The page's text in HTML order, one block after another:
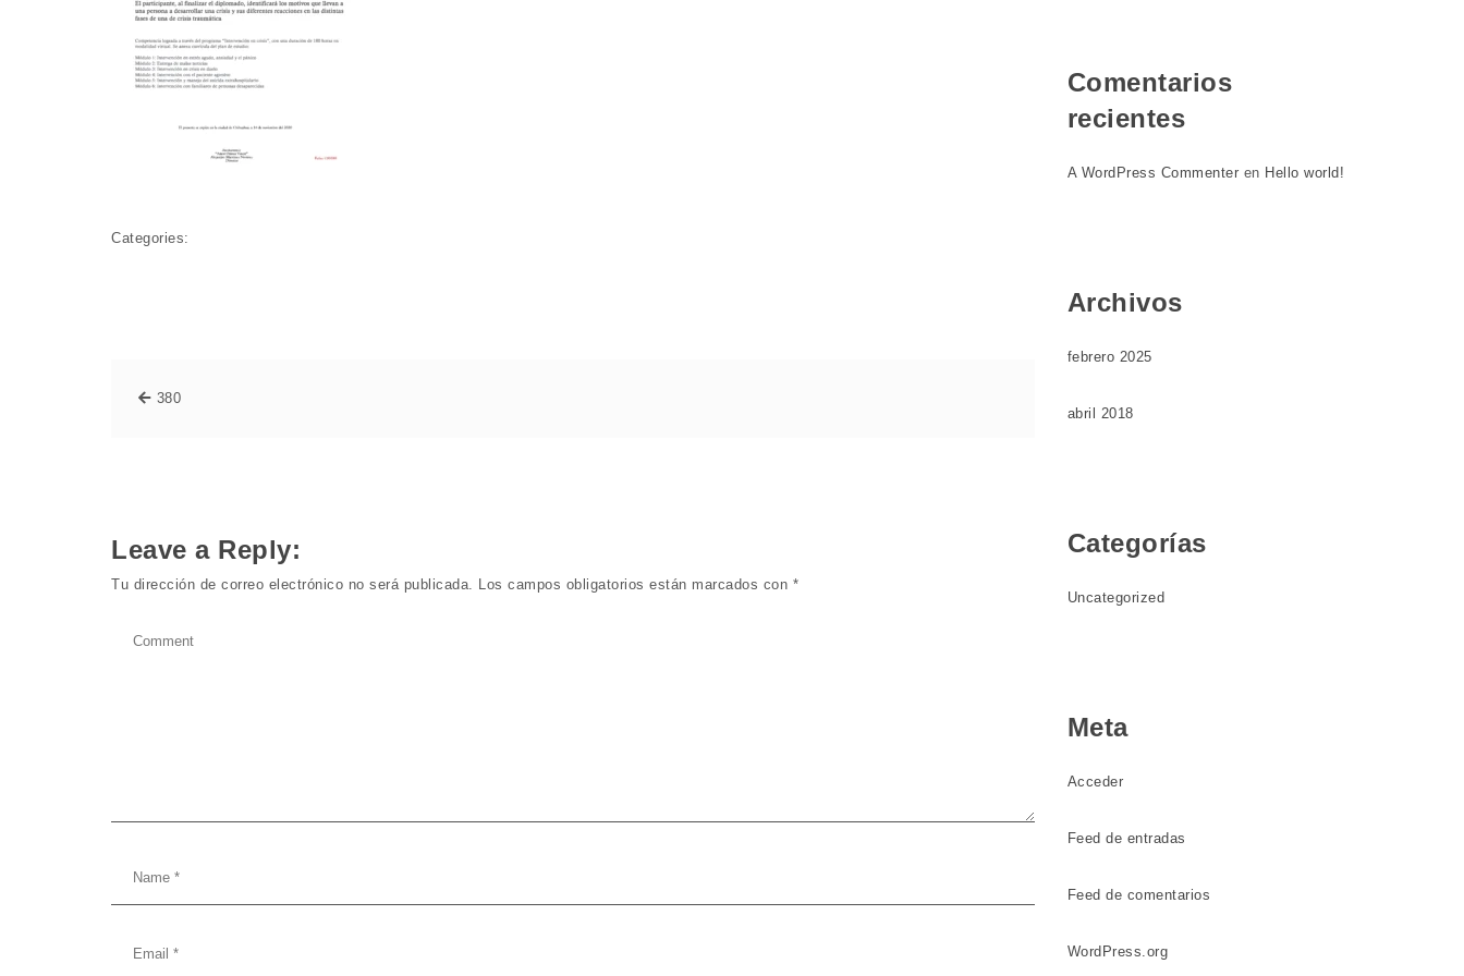
Categories:
380
Leave a Reply:
Tu dirección de correo electrónico no será publicada. Los campos obligatorios están marcados con *
Comentarios
recientes
A WordPress Commenter en Hello world!
Archivos
febrero 2025
abril 2018
Categorías
Uncategorized
Meta
Acceder
Feed de entradas
Feed de comentarios
WordPress.org